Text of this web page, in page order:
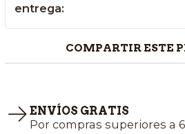
entrega:
COMPARTIR ESTE
ENVÍOS GRATIS
Por compras superiores a